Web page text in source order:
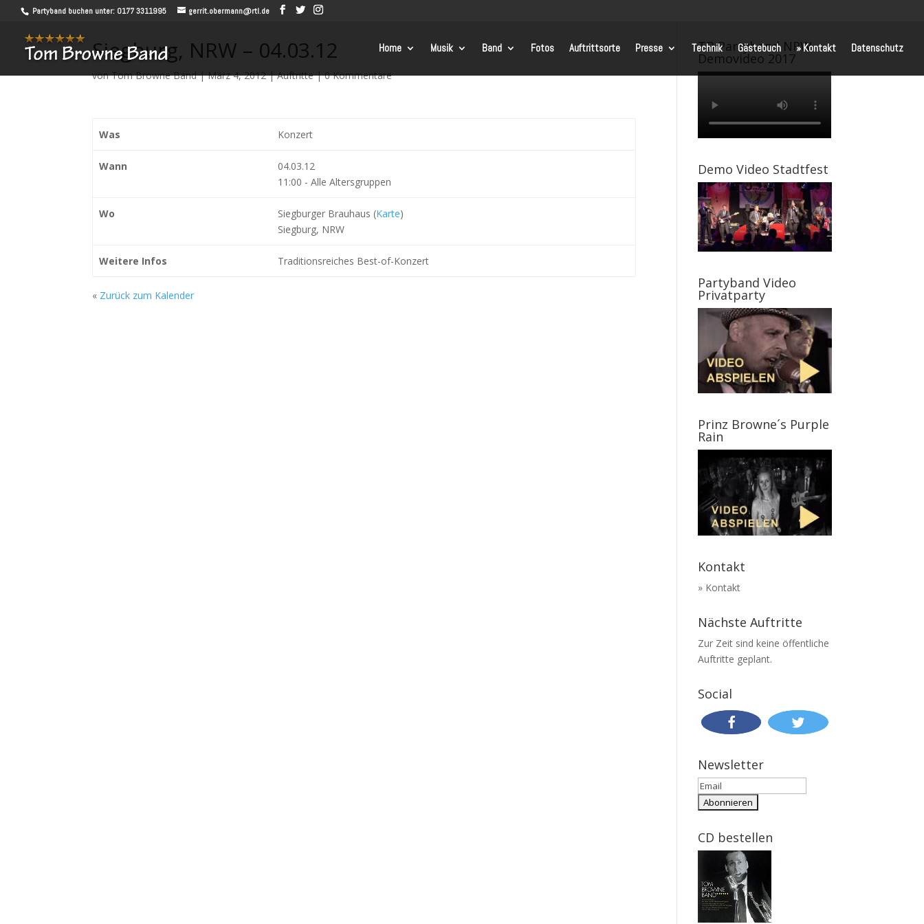
Partyband buchen unter: 0177 3311995 gerrit.obermann@rtl.de
Home Musik Band Fotos Auftrittsorte Presse Technik Gästebuch » Kontakt Datenschutz
Siegburg, NRW – 04.03.12
vonTom Browne Band|März 4, 2012|Auftritte|0 Kommentare
Was Konzert
Wann
04.03.12
11:00 - Alle Altersgruppen
Wo Siegburger Brauhaus (Karte)
Siegburg, NRW
Weitere Infos Traditionsreiches Best-of-Konzert
« Zurück zum Kalender
TB Partyband NRW
Demovideo 2017
Demo Video Stadtfest
Partyband Video
Privatparty
Prinz Browne´s Purple
Rain
Kontakt
» Kontakt
Nächste Auftritte
Zur Zeit sind keine öffentliche
Auftritte geplant.
Social
Newsletter
CD bestellen